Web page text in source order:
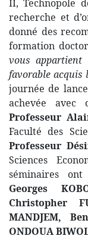
II, Technopole
recherche et
donné des
formation
vous
favorable acquis
journée de
achevée avec
Professeur
Faculté des
Professeur
Sciences
séminaires
Georges
Christopher
MANDJEM,
ONDOUA